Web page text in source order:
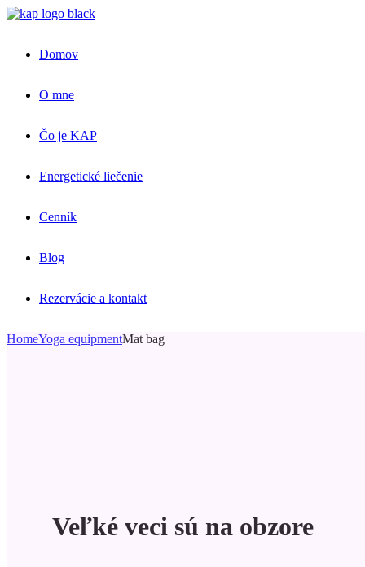
Skip
contentDomov
O mne
Čo je KAP
Energetické liečenie
Cenník
Blog
Rezervácie a kontakt
HomeYoga equipmentMat bag
Veľké veci sú na obzore